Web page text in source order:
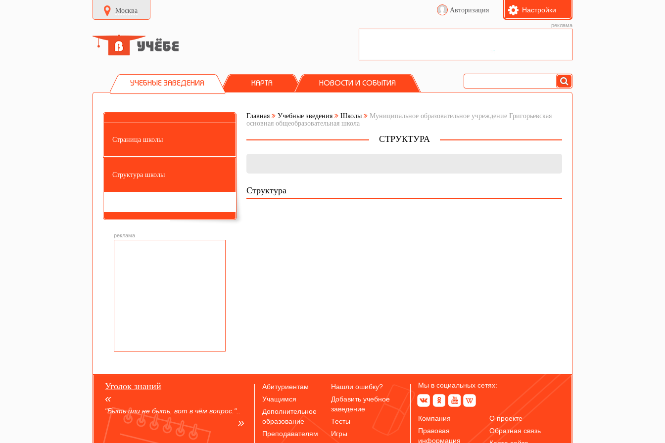
Москва Авторизация Настройки
реклама
УЧЕБНЫЕ ЗАВЕДЕНИЯ КАРТА НОВОСТИ И СОБЫТИЯ
Страница школы
Структура школы
реклама
Главная Учебные зведения Школы
Муниципальное образовательное учреждение Григорьевская
основная общеобразовательная школа
СТРУКТУРА
Структура
Уголок знаний
"Быть или не быть, вот в чём вопрос."..
Абитуриентам
Учащимся
Дополнительное
образование
Преподавателям
Нашли ошибку?
Добавить учебное
заведение
Тесты
Игры
Мы в социальных сетях:
Компания
Правовая
информация
О проекте
Обратная связь